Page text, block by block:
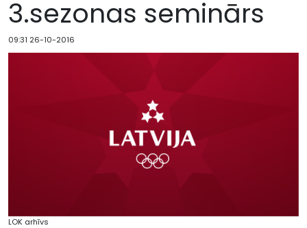
3.sezonas seminārs
09:31 26-10-2016
LOK arhīvs